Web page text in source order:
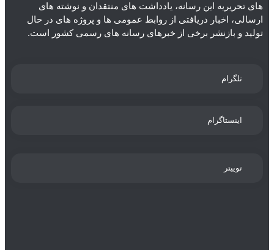
های تحریریه این رسانه، یادداشت های منتقدان و نوشته های
ارسالی، اخبار دریافتی از روابط عمومی ها و پروژه های در حال
تولید و بازنشر برخی از خبرهای رسانه های رسمی کشور است.
تلگرام
اینستاگرام
توییتر